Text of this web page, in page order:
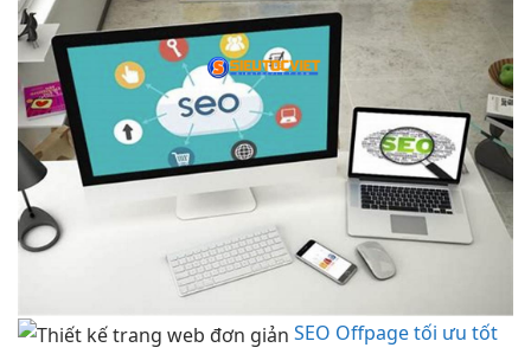
SEO Offpage tối ưu tốt